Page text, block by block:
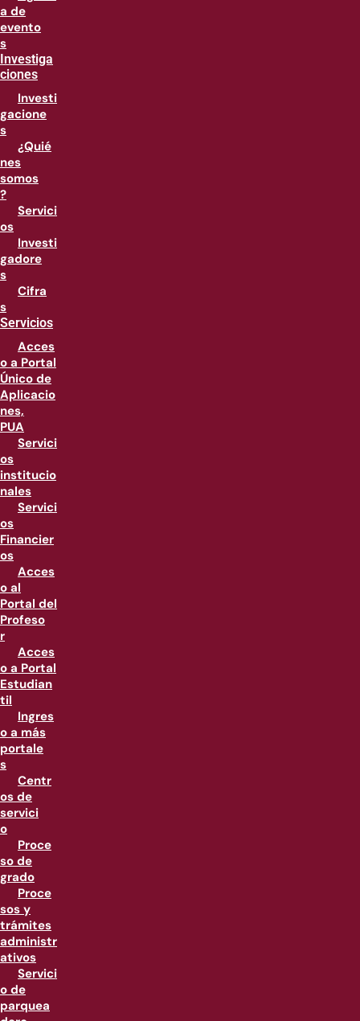
a de
evento
s
Investiga
ciones
Investi
gacione
s
¿Quié
nes
somos
?
Servici
os
Investi
gadore
s
Cifra
s
Servicios
Acces
o a Portal
Único de
Aplicacio
nes,
PUA
Servici
os
institucio
nales
Servici
os
Financier
os
Acces
o al
Portal del
Profeso
r
Acces
o a Portal
Estudian
til
Ingres
o a más
portale
s
Centr
os de
servici
o
Proce
so de
grado
Proce
sos y
trámites
administr
ativos
Servici
o de
parquea